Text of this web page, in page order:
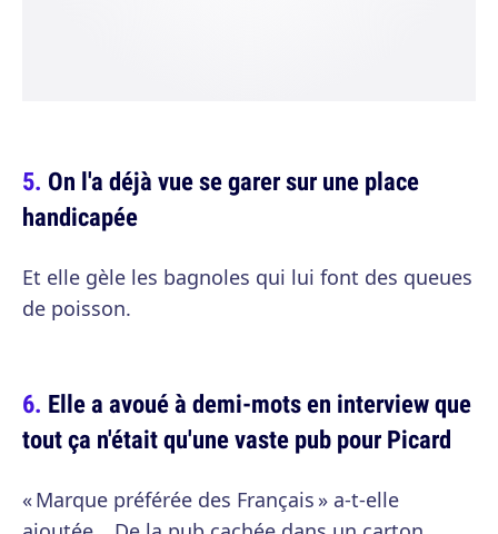
On l'a déjà vue se garer sur une place
handicapée
Et elle gèle les bagnoles qui lui font des queues
de poisson.
Elle a avoué à demi-mots en interview que
tout ça n'était qu'une vaste pub pour Picard
« Marque préférée des Français » a-t-elle